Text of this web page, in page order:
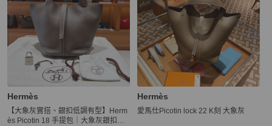
Hermès
【大象灰實搭、銀扣低調有型】Herm
ès Picotin 18 手提包｜大象灰銀扣｜
Hermès
愛馬仕Picotin lock 22 K刻 大象灰